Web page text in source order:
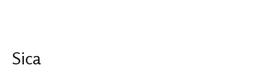
Sica